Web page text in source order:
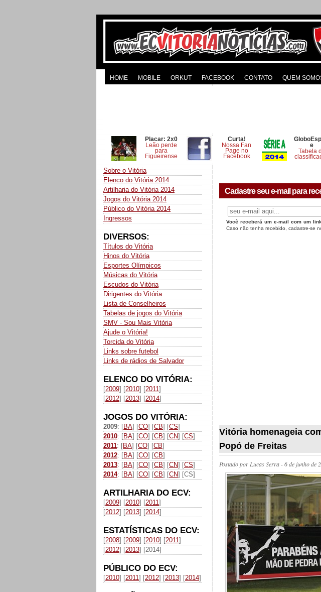
HOME MOBILE ORKUT FACEBOOK CONTATO QUEM
Placar: 2x0
Leão perde
para
Figueirense
Curta!
Nossa Fan
Page no
Facebook
e
Tabela
Sobre o Vitória
Elenco do Vitória 2014
Artilharia do Vitória 2014
Jogos do Vitória 2014
Público do Vitória 2014
Ingressos
DIVERSOS:
Títulos do Vitória
Hinos do Vitória
Esportes Olímpicos
Músicas do Vitória
Escudos do Vitória
Dirigentes do Vitória
Lista de Conselheiros
Tabelas de jogos do Vitória
SMV - Sou Mais Vitória
Ajude o Vitória!
Torcida do Vitória
Links sobre futebol
Links de rádios de Salvador
ELENCO DO VITÓRIA:
[2009] [2010] [2011]
[2012] [2013] [2014]
JOGOS DO VITÓRIA:
2009: [BA] [CO] [CB] [CS]
2010: [BA] [CO] [CB] [CN] [CS]
2011: [BA] [CO] [CB]
2012: [BA] [CO] [CB]
2013: [BA] [CO] [CB] [CN] [CS]
2014: [BA] [CO] [CB] [CN] [CS]
ARTILHARIA DO ECV:
[2009] [2010] [2011]
[2012] [2013] [2014]
ESTATÍSTICAS DO ECV:
[2008] [2009] [2010] [2011]
[2012] [2013] [2014]
PÚBLICO DO ECV:
[2010] [2011] [2012] [2013] [2014]
Cadastre seu e-mail para
Você receberá um e-mail com um
Caso não tenha recebido, cadastre-se
Vitória homenageia
Popó de Freitas
Postado porLucas Serra- 6 de junho de